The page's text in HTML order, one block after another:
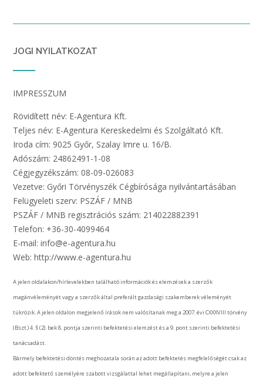
JOGI NYILATKOZAT
IMPRESSZUM
Rövidített név: E-Agentura Kft.
Teljes név: E-Agentura Kereskedelmi és Szolgáltató Kft.
Iroda cím: 9025 Győr, Szalay Imre u. 16/B.
Adószám: 24862491-1-08
Cégjegyzékszám: 08-09-026083
Vezetve: Győri Törvényszék Cégbírósága nyilvántartásában
Felügyeleti szerv: PSZÁF / MNB
PSZÁF / MNB regisztrációs szám: 214022882391
Telefon: +36-30-4099464
E-mail: info@e-agentura.hu
Web: http://www.e-agentura.hu
A jelen oldalakon/hírlevelekben található információk és elemzések a szerzők
magánvéleményét vagy a szerzők által preferált gazdasági szakemberek véleményét
tükrözik. A jelen oldalon megjelenő írások nem valósítanak meg a 2007. évi CXXXVIII törvény
(Bszt.) 4. § (2). bek 8. pontja szerinti befektetési elemzést és a 9. pont szerinti befektetési
tanácsadást.
Bármely befektetési döntés meghozatala során az adott befektetés megfelelőségét csak az
adott befektető személyére szabott vizsgálattal lehet megállapítani, melyre a jelen